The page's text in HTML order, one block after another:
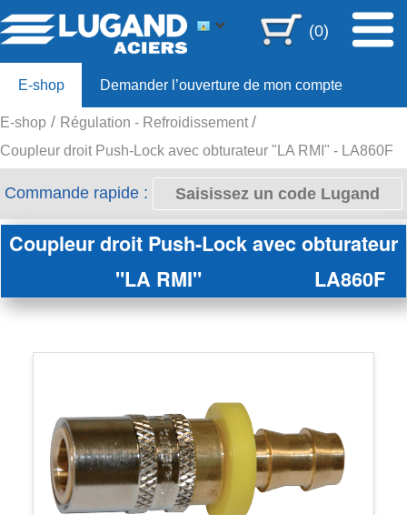
(0)
E-shop Demander l’ouverture de mon compte
Offre 80ans
E-shop
Régulation - Refroidissement
Coupleur droit Push-Lock avec obturateur "LA RMI" - LA860F
Commande rapide :
Coupleur droit Push-Lock avec obturateur
"LA RMI"
LA860F